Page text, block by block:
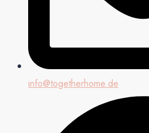
info@togetherhome.de